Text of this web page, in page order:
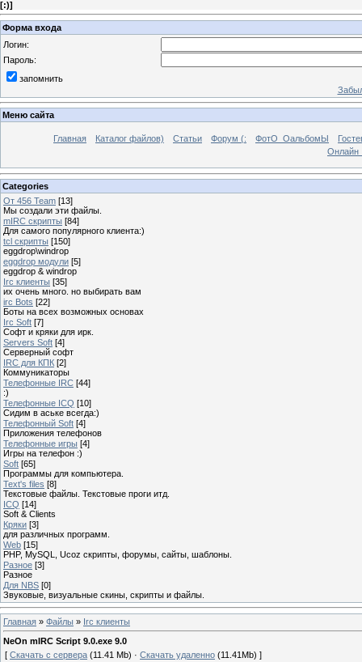
[:)]
Форма входа
Логин:
Пароль:
запомнить
Меню сайта
Главная Каталог файлов) Статьи Форум (: ФотО_ОальбомЫ
Онлайн
Categories
От 456 Team [13]
Мы создали эти файлы.
mIRC скрипты [84]
Для самого популярного клиента:)
tcl скрипты [150]
eggdrop\windrop
eggdrop модули [5]
eggdrop & windrop
Irc клиенты [35]
их очень много. но выбирать вам
irc Bots [22]
Боты на всех возможных основах
Irc Soft [7]
Софт и кряки для ирк.
Servers Soft [4]
Серверный софт
IRC для КПК [2]
Коммуникаторы
Телефонные IRC [44]
:)
Телефонные ICQ [10]
Сидим в аське всегда:)
Телефонный Soft [4]
Приложения телефонов
Телефонные игры [4]
Игры на телефон :)
Soft [65]
Программы для компьютера.
Text's files [8]
Текстовые файлы. Текстовые проги итд.
ICQ [14]
Soft & Clients
Кряки [3]
для различных программ.
Web [15]
PHP, MySQL, Ucoz скрипты, форумы, сайты, шаблоны.
Разное [3]
Разное
Для NBS [0]
Звуковые, визуальные скины, скрипты и файлы.
Главная » Файлы » Irc клиенты
NeOn mIRC Script 9.0.exe 9.0
[ Скачать с сервера (11.41 Mb) · Скачать удаленно (11.41Mb) ]